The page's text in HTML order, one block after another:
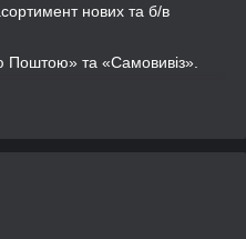
нових та б/в
та «Самовивіз».